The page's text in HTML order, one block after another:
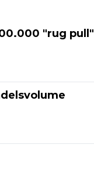
"rug pull"